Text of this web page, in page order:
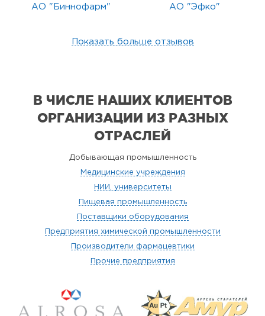
АО "Биннофарм" АО "Эфко"
Показать больше отзывов
В ЧИСЛЕ НАШИХ КЛИЕНТОВ
ОРГАНИЗАЦИИ ИЗ РАЗНЫХ
ОТРАСЛЕЙ
Добывающая промышленность
Медицинские учреждения
НИИ, университеты
Пищевая промышленность
Поставщики оборудования
Предприятия химической промышленности
Производители фармацевтики
Прочие предприятия